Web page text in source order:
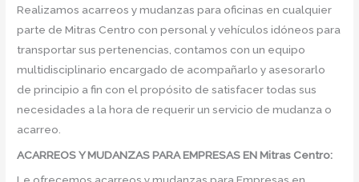
Realizamos acarreos y mudanzas para oficinas en cualquier
parte de Mitras Centro con personal y vehículos idóneos para
transportar sus pertenencias, contamos con un equipo
multidisciplinario encargado de acompañarlo y asesorarlo
de principio a fin con el propósito de satisfacer todas sus
necesidades a la hora de requerir un servicio de mudanza o
acarreo.
ACARREOS Y MUDANZAS PARA EMPRESAS EN Mitras Centro: